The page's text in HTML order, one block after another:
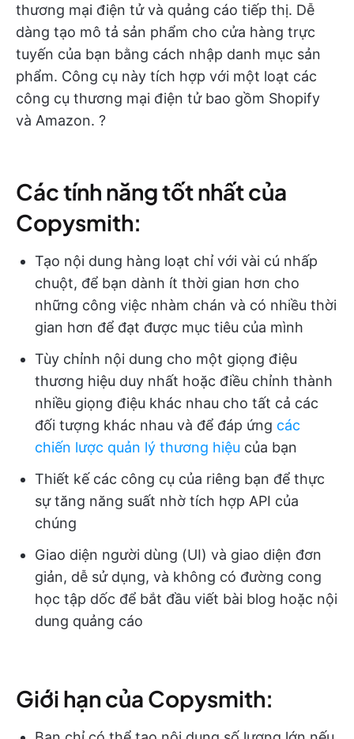
thương mại điện tử và quảng cáo tiếp thị. Dễ
dàng tạo mô tả sản phẩm cho cửa hàng trực
tuyến của bạn bằng cách nhập danh mục sản
phẩm. Công cụ này tích hợp với một loạt các
công cụ thương mại điện tử bao gồm Shopify
và Amazon. ?️
Các tính năng tốt nhất của
Copysmith:
Tạo nội dung hàng loạt chỉ với vài cú nhấp
chuột, để bạn dành ít thời gian hơn cho
những công việc nhàm chán và có nhiều thời
gian hơn để đạt được mục tiêu của mình
Tùy chỉnh nội dung cho một giọng điệu
thương hiệu duy nhất hoặc điều chỉnh thành
nhiều giọng điệu khác nhau cho tất cả các
đối tượng khác nhau và để đáp ứng các
chiến lược quản lý thương hiệu của bạn
Thiết kế các công cụ của riêng bạn để thực
sự tăng năng suất nhờ tích hợp API của
chúng
Giao diện người dùng (UI) và giao diện đơn
giản, dễ sử dụng, và không có đường cong
học tập dốc để bắt đầu viết bài blog hoặc nội
dung quảng cáo
Giới hạn của Copysmith: